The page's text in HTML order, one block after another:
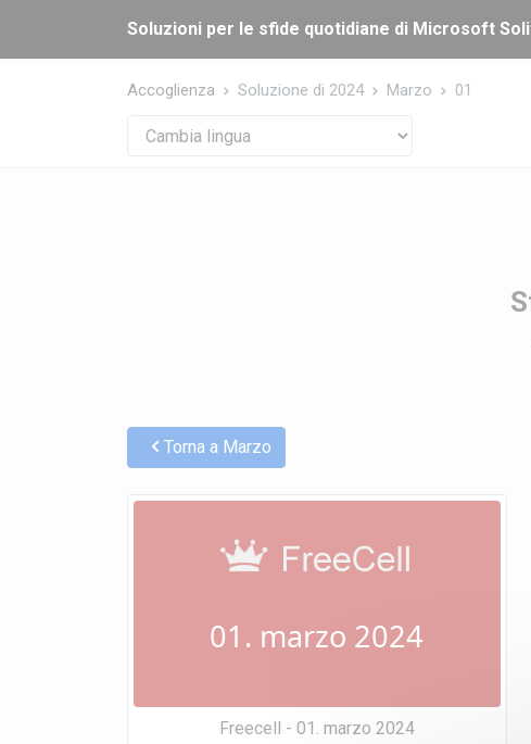
Soluzioni per le sfide quotidiane di Microsoft
Accoglienza Soluzione di 2024 Marzo 01
Torna a Marzo
01. marzo 2024
Freecell - 01. marzo 2024